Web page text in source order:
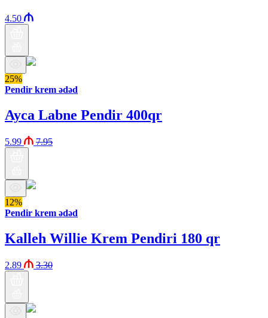
4.50
25%
Pendir krem ədəd
Ayca Labne Pendir 400qr
5.99 7.95
12%
Pendir krem ədəd
Kalleh Willie Krem Pendiri 180 qr
2.89 3.30